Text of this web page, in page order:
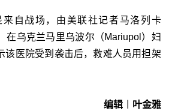
自战场，由美联社记者马洛列卡
在乌克兰马里乌波尔（Mariupol）妇
该医院受到袭击后，救难人员用担架
编辑︱叶金雅